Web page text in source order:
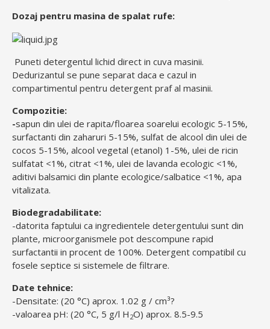
Dozaj pentru masina de spalat rufe:
Puneti detergentul lichid direct in cuva masinii.
Dedurizantul se pune separat daca e cazul in
compartimentul pentru detergent praf al masinii.
Compozitie:
-sapun din ulei de rapita/floarea soarelui ecologic 5-15%,
surfactanti din zaharuri 5-15%, sulfat de alcool din ulei de
cocos 5-15%, alcool vegetal (etanol) 1-5%, ulei de ricin
sulfatat <1%, citrat <1%, ulei de lavanda ecologic <1%,
aditivi balsamici din plante ecologice/salbatice <1%, apa
vitalizata.
Biodegradabilitate:
-datorita faptului ca ingredientele detergentului sunt din
plante, microorganismele pot descompune rapid
surfactantii in procent de 100%. Detergent compatibil cu
fosele septice si sistemele de filtrare.
Date tehnice:
-Densitate: (20 °C) aprox. 1.02 g / cm³?
-valoarea pH: (20 °C, 5 g/l H 2O) aprox. 8.5-9.5